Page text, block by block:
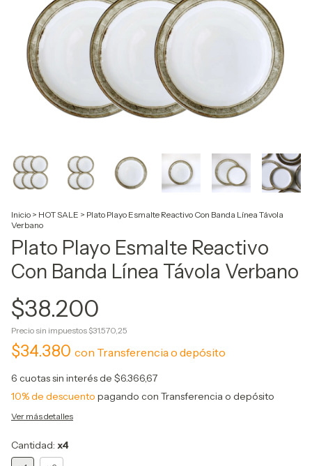
Inicio > HOT SALE > Plato Playo Esmalte Reactivo Con Banda Línea Távola
Verbano
Plato Playo Esmalte Reactivo
Con Banda Línea Távola Verbano
$38.200
Precio sin impuestos $31.570,25
$34.380 con Transferencia o depósito
6 cuotas sin interés de $6.366,67
10% de descuento pagando con Transferencia o depósito
Ver más detalles
Cantidad: x4